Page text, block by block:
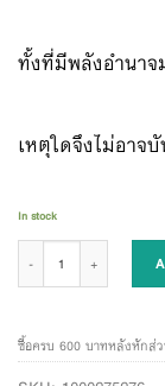
ทั้งที่มีพลังอำนาจ
เหตุใดจึงไม่อาจ
In stock
ซื้อครบ 600 บาทหลังหักส่